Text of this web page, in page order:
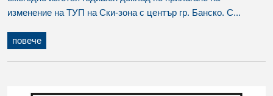
изменение на ТУП на Ски-зона с център гр. Банско. С...
повече